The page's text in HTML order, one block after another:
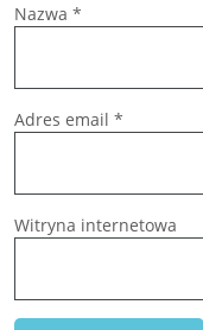
Nazwa *
Adres email *
Witryna internetowa